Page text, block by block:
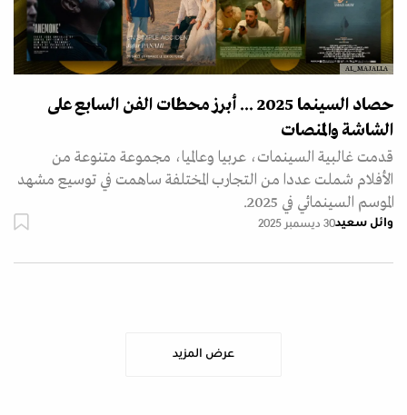
AL_MAJALLA
حصاد السينما 2025 ... أبرز محطات الفن السابع على
الشاشة والمنصات
قدمت غالبية السينمات، عربيا وعالميا، مجموعة متنوعة من
الأفلام شملت عددا من التجارب المختلفة ساهمت في توسيع مشهد
الموسم السينمائي في 2025.
وائل سعيد30 ديسمبر 2025
عرض المزيد